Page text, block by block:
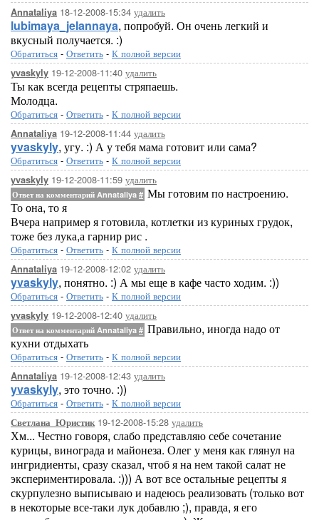
Annataliya 18-12-2008-15:34 удалить
lubimaya_jelannaya, попробуй. Он очень легкий и
вкусный получается. :)
Обратиться - Ответить - К полной версии
yvaskyly 19-12-2008-11:40 удалить
Ты как всегда рецепты стряпаешь.
Молодца.
Обратиться - Ответить - К полной версии
Annataliya 19-12-2008-11:44 удалить
yvaskyly, угу. :) А у тебя мама готовит или сама?
Обратиться - Ответить - К полной версии
yvaskyly 19-12-2008-11:59 удалить
Ответ на комментарий Annataliya # Мы готовим по настроению.
То она, то я
Вчера например я готовила, котлетки из куриных грудок,
тоже без лука,а гарнир рис .
Обратиться - Ответить - К полной версии
Annataliya 19-12-2008-12:02 удалить
yvaskyly, понятно. :) А мы еще в кафе часто ходим. :))
Обратиться - Ответить - К полной версии
yvaskyly 19-12-2008-12:40 удалить
Ответ на комментарий Annataliya # Правильно, иногда надо от
кухни отдыхать
Обратиться - Ответить - К полной версии
Annataliya 19-12-2008-12:43 удалить
yvaskyly, это точно. :))
Обратиться - Ответить - К полной версии
Светлана_Юристик19-12-2008-15:28 удалить
Хм... Честно говоря, слабо представляю себе сочетание
курицы, винограда и майонеза. Олег у меня как глянул на
ингридиенты, сразу сказал, чтоб я на нем такой салат не
экспериментировала. :))) А вот все остальные рецепты я
скурпулезно выписываю и надеюсь реализовать (только вот
в некоторые все-таки лук добавлю ;), правда, я его